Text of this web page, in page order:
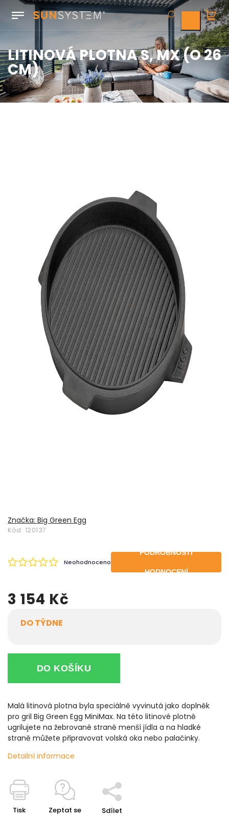
LITINOVÁ PLOTNA S, MX (O 26
CM)
Značka: Big Green Egg
Kód: 120137
Neohodnoceno
PODROBNOSTI
HODNOCENÍ
3 154 Kč
DO TÝDNE
DO KOŠÍKU
Malá litinová plotna byla speciálně vyvinutá jako doplněk
pro gril Big Green Egg MiniMax. Na této litinové plotně
ugrilujete na žebrované straně menší jídla a na hladké
straně můžete připravovat volská oka nebo palačinky.
Detailní informace
Tisk Zeptat se Sdílet